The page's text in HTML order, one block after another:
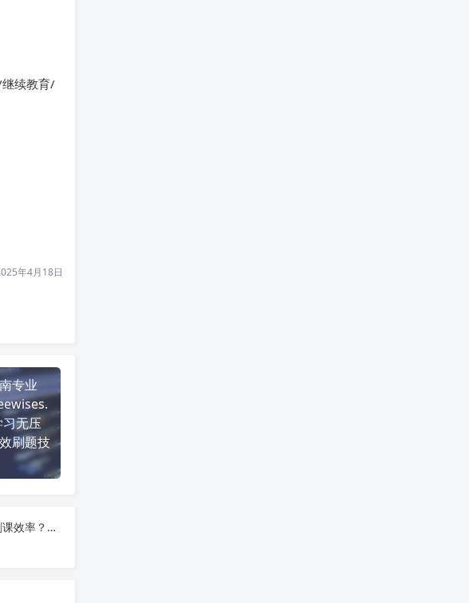
续教育/
年4月18日
专业
无压
刷题技
想提高 (独家)学习通不清(全包)凌晨休息 刷课效率？看看这些实用技巧